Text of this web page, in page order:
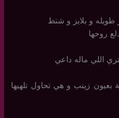
و بلايز و شنط
روحها
اللي ماله داعي
زينب و هي تحاول تلهيها